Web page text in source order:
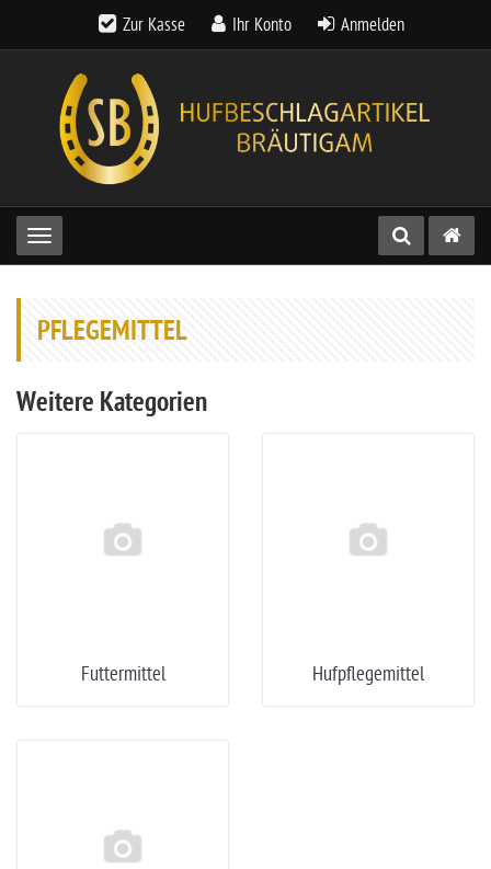
Zur Kasse Ihr Konto Anmelden
Toggle navigation
PFLEGEMITTEL
Weitere Kategorien
Futtermittel Hufpflegemittel